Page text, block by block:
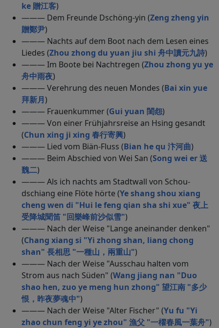
ke 贈江客)
——— Dem Freunde Dschöng-yin (Zeng zheng yin
贈鄭尹)
——— Nachts auf dem Boot nach dem Lesen eines
Liedes (Zhou zhong du yuan jiu shi 舟中讀元九詩)
——— Im Boote bei Nachtregen (Zhou zhong yu ye
舟中雨夜)
——— Verehrung des neuen Mondes (Bai xin yue
拜新月)
——— Frauenkummer (Gui yuan 閨怨)
——— Von einer Frühjahrsreise an Hsing gesandt
(Chun xing ji xing 春行寄興)
——— Lied vom Biän-Fluss (Bian he qu 汴河曲)
——— Beim Abschied von Wei San (Song wei er 送
魏二)
——— Als ich nachts am Stadtwall von Schou-
dschiang eine Flöte hörte (Ye shang shou xiang
cheng wen di "Hui le feng qian sha shi xue" 夜上
受降城聞笛 "回樂峰前沙似雪")
——— Nach der Weise "Lange aneinander denken"
(Chang xiang si "Yi zhong shan, liang chong
shan" 長相思 "一種山，兩重山")
——— Nach der Weise "Ausschau halten vom
Strom aus nach Süden" (Wang jiang nan "Duo
shao hen, zuo ye meng hun zhong" 望江南 "多少
恨，昨夜夢魂中")
——— Nach der Weise "Alter Fischer" (Yu fu "Yi
zhao chun feng yi ye zhou" 漁父 "一櫂春風一葉舟")